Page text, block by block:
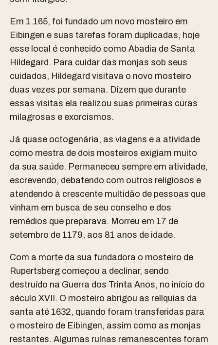
Em 1.165, foi fundado um novo mosteiro em
Eibingen e suas tarefas foram duplicadas, hoje
esse local é conhecido como Abadia de Santa
Hildegard. Para cuidar das monjas sob seus
cuidados, Hildegard visitava o novo mosteiro
duas vezes por semana. Dizem que durante
essas visitas ela realizou suas primeiras curas
milagrosas e exorcismos.
Já quase octogenária, as viagens e a atividade
como mestra de dois mosteiros exigiam muito
da sua saúde. Permaneceu sempre em atividade,
escrevendo, debatendo com outros religiosos e
atendendo à crescente multidão de pessoas que
vinham em busca de seu conselho e dos
remédios que preparava. Morreu em 17 de
setembro de 1179, aos 81 anos de idade.
Com a morte da sua fundadora o mosteiro de
Rupertsberg começou a declinar, sendo
destruído na Guerra dos Trinta Anos, no início do
século XVII. O mosteiro abrigou as relíquias da
santa até 1632, quando foram transferidas para
o mosteiro de Eibingen, assim como as monjas
restantes. Algumas ruínas remanescentes foram